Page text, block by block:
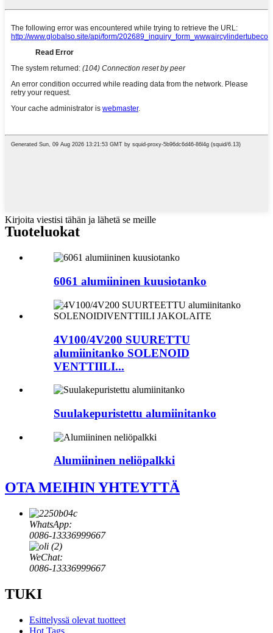
Kirjoita viestisi tähän ja lähetä se meille
Tuoteluokat
6061 alumiininen kuusiotanko
4V100/4V200 SUURETTU
alumiinitanko SOLENOID
VENTTIILI...
Suulakepuristettu alumiinitanko
Alumiininen neliöpalkki
OTA MEIHIN YHTEYTTÄ
WhatsApp:
0086-13336999667
WeChat:
0086-13336999667
TUKI
Esittelyssä olevat tuotteet
Hot Tags